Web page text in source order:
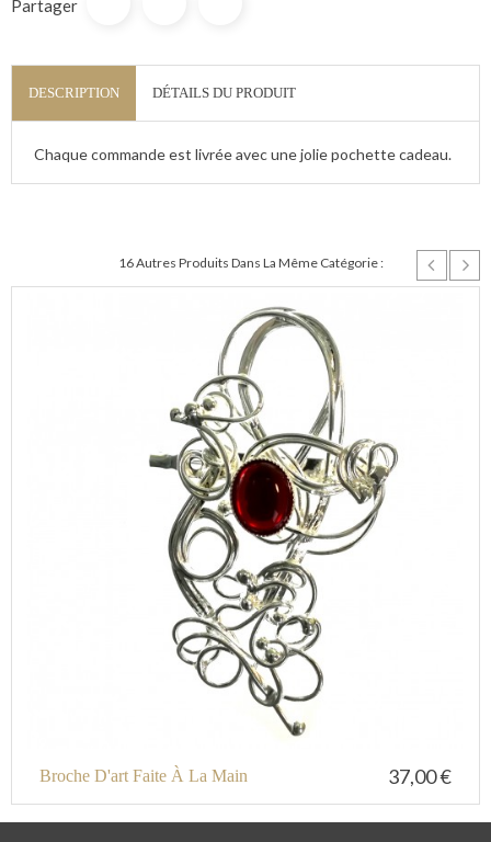
Partager
DESCRIPTION DÉTAILS DU PRODUIT
Chaque commande est livrée avec une jolie pochette cadeau.
16 Autres Produits Dans La Même Catégorie :
Broche D'art Faite À La Main 37,00 €